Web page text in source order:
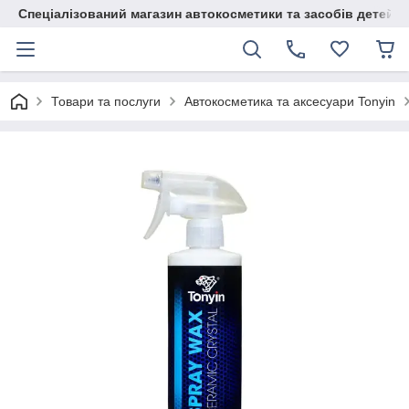
Спеціалізований магазин автокосметики та засобів
Товари та послуги Автокосметика та аксесуари Tonyin